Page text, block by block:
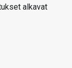
alkavat